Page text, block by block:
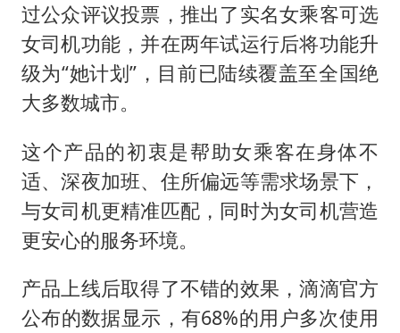
过公众评议投票，推出了实名女乘客可选
女司机功能，并在两年试运行后将功能升
级为“她计划”，目前已陆续覆盖至全国绝
大多数城市。
这个产品的初衷是帮助女乘客在身体不
适、深夜加班、住所偏远等需求场景下，
与女司机更精准匹配，同时为女司机营造
更安心的服务环境。
产品上线后取得了不错的效果，滴滴官方
公布的数据显示，有68%的用户多次使用